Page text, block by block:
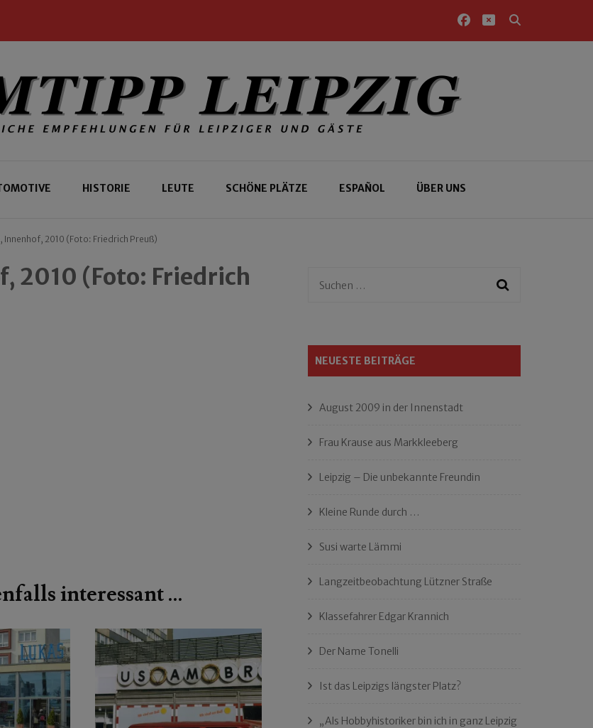
HISTORIE LEUTE SCHÖNE PLÄTZE ESPAÑOL ÜBER UNS
Innenhof, 2010 (Foto: Friedrich Preuß)
2010 (Foto: Friedrich
interessant …
Suchen
NEUESTE BEITRÄGE
August 2009 in der Innenstadt
Frau Krause aus Markkleeberg
Leipzig – Die unbekannte Freundin
Kleine Runde durch …
Susi warte Lämmi
Langzeitbeobachtung Lützner Straße
Klassefahrer Edgar Krannich
Der Name Tonelli
Ist das Leipzigs längster Platz?
„Als Hobbyhistoriker bin ich in ganz Leipzig